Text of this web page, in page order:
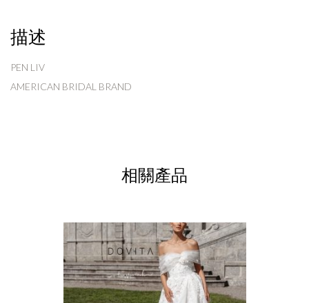
描述
PEN LIV
AMERICAN BRIDAL BRAND
相關產品